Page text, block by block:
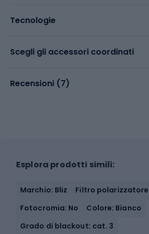
Tecnologie
Scegli gli accessori coordinati
Recensioni (7)
Esplora prodotti simili:
Marchio: Bliz
Filtro
Fotocromia: No
Colore: Bianco
Grado di blackout: cat. 3